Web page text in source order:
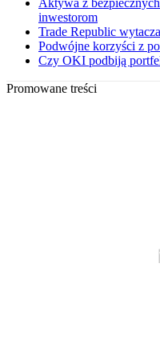
Aktywa z
inwestorom
Trade Republic
Podwójne korzyści z
Czy OKI podbiją
Promowane treści